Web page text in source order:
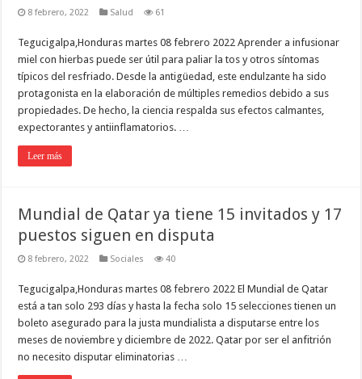
8 febrero, 2022 Salud 61
Tegucigalpa,Honduras martes 08 febrero 2022 Aprender a infusionar
miel con hierbas puede ser útil para paliar la tos y otros síntomas
típicos del resfriado. Desde la antigüedad, este endulzante ha sido
protagonista en la elaboración de múltiples remedios debido a sus
propiedades. De hecho, la ciencia respalda sus efectos calmantes,
expectorantes y antiinflamatorios. …
Leer más
Mundial de Qatar ya tiene 15 invitados y 17
puestos siguen en disputa
8 febrero, 2022 Sociales 40
Tegucigalpa,Honduras martes 08 febrero 2022 El Mundial de Qatar
está a tan solo 293 días y hasta la fecha solo 15 selecciones tienen un
boleto asegurado para la justa mundialista a disputarse entre los
meses de noviembre y diciembre de 2022. Qatar por ser el anfitrión
no necesito disputar eliminatorias …